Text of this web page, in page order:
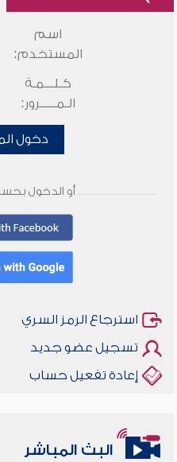
اسم
المستخدم:
كـلـــمـة
الـمـــــرور:
دخول
أو الدخول
استرجاع الرمز السري
تسجيل عضو جديد
إعادة تفعيل حساب
البث المباشر
أخلاقنا أصالة ومعاصرة
وأمنهم من خوف 9